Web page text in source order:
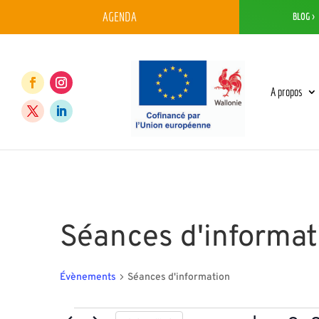
AGENDA BLOG >
A propos
Séances
Évènements Séances d'information